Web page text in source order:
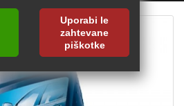
Uporabi le
zahtevane
piškotke